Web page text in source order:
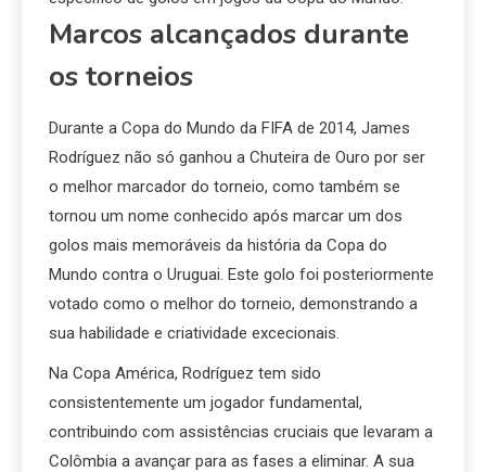
Marcos alcançados durante
os torneios
Durante a Copa do Mundo da FIFA de 2014, James
Rodríguez não só ganhou a Chuteira de Ouro por ser
o melhor marcador do torneio, como também se
tornou um nome conhecido após marcar um dos
golos mais memoráveis da história da Copa do
Mundo contra o Uruguai. Este golo foi posteriormente
votado como o melhor do torneio, demonstrando a
sua habilidade e criatividade excecionais.
Na Copa América, Rodríguez tem sido
consistentemente um jogador fundamental,
contribuindo com assistências cruciais que levaram a
Colômbia a avançar para as fases a eliminar. A sua